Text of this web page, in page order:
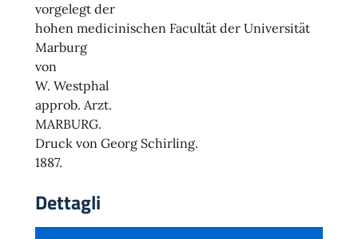
vorgelegt der
hohen medicinischen Facultät der Universität
Marburg
von
W. Westphal
approb. Arzt.
MARBURG.
Druck von Georg Schirling.
1887.
Dettagli